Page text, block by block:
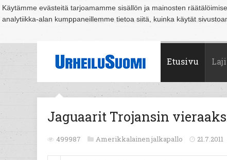
Käytämme evästeitä tarjoamamme sisällön ja mainosten
analytiikka-alan kumppaneillemme tietoa siitä, kuinka käytät
Suomi Espoo Helsinki Hämeenlinna Joensuu Jyväskylä
Etusivu
Jaguaarit Trojansin
499987 Amerikkalainen jalkapallo 21.7.2011